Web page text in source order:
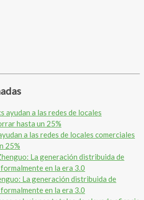
a las redes de locales comerciales
25%
La generación distribuida de
en la era 3.0